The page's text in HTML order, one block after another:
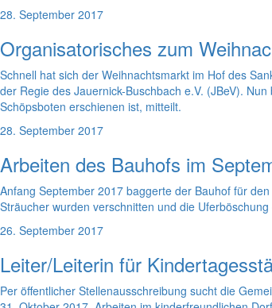
28. September 2017
Organisatorisches zum
Schnell hat sich der Weihnachtsmarkt im Hof des
der Regie des Jauernick-Buschbach e.V. (JBeV).
Schöpsboten erschienen ist, mitteilt.
28. September 2017
Arbeiten des Bauhofs im
Anfang September 2017 baggerte der Bauhof für
Sträucher wurden verschnitten und die
26. September 2017
Leiter/Leiterin für
Per öffentlicher Stellenausschreibung sucht die